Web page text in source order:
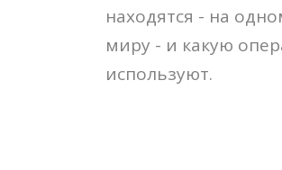
находятся - на
миру - и какую
используют.